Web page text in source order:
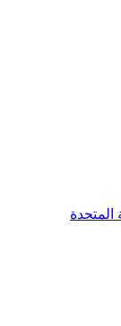
المتحدة